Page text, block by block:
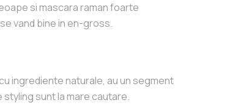
si mascara raman foarte
vand bine in en-gross.
ingrediente naturale, au un segment
sunt la mare cautare.